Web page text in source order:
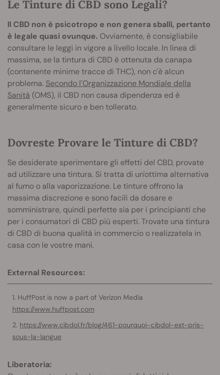
Le Tinture di CBD sono Legali?
Il CBD non è psicotropo e non genera sballi, pertanto
è legale quasi ovunque. Ovviamente, è consigliabile
consultare le leggi in vigore a livello locale. In linea di
massima, se la tintura di CBD è ottenuta da canapa
(contenente minime tracce di THC), non c'è alcun
problema. Secondo l'Organizzazione Mondiale della
Sanità (OMS), il CBD non causa dipendenza ed è
generalmente sicuro e ben tollerato.
Dovreste Provare le Tinture di CBD?
Se desiderate sperimentare gli effetti del CBD, provate
ad utilizzare una tintura. Si tratta di un'ottima alternativa
al fumo o alla vaporizzazione. Le tinture offrono la
massima discrezione e sono facili da dosare e
somministrare, quindi perfette sia per i principianti che
per i consumatori di CBD più esperti. Trovate una tintura
di CBD di buona qualità in commercio o realizzatela in
casa con le vostre mani.
External Resources:
HuffPost is now a part of Verizon Media
https://www.huffpost.com
https://www.cibdol.fr/blog/461-pourquoi-cibdol-est-pris-
sous-la-langue
Liberatoria: